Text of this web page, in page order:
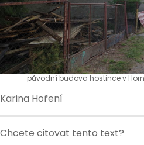
původní budova hostince v
Karina Hoření
Chcete citovat tento text?